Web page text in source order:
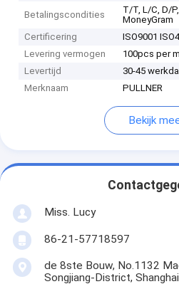
Betalingscondities
T/T, L/C, D/
MoneyGram
Certificering
ISO9001
Levering vermogen
100pcs per
Levertijd
30-45
Merknaam
PULLNER
Bekijk
Miss. Lucy
86-21-57718597
de 8ste Bouw, No.1132
Songjiang-District,